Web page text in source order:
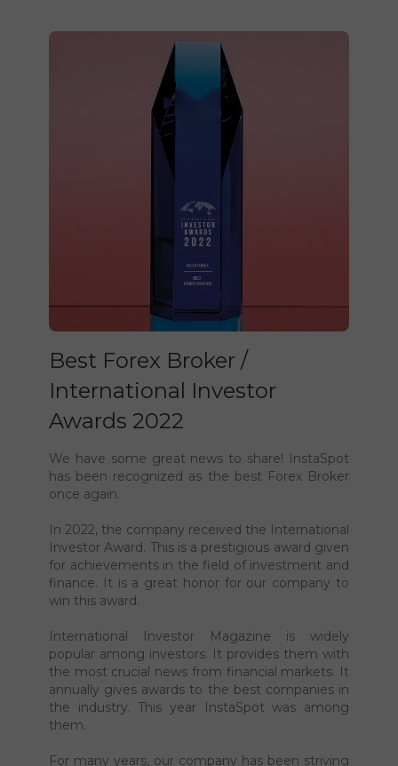
Best Forex Broker /
International Investor
Awards 2022
We have some great news to share! InstaSpot
once again.
In 2022, the company received the International
Investor Award. This is a prestigious award given
for achievements in the field of investment and
win this award.
International Investor Magazine is widely
popular among investors. It provides them with
the most crucial news from financial markets. It
annually gives awards to the best companies in